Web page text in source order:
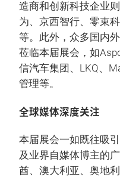
造商和创新科技企业
为、京西智行、零束
等。此外，众多国内
莅临本届展会，如
信汽车集团、LKQ、
管理等。
全球媒体深度关注
本届展会一如既往吸
及业界自媒体博主的
酋、澳大利亚、奥地